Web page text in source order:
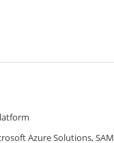
Azure Solutions, SAM